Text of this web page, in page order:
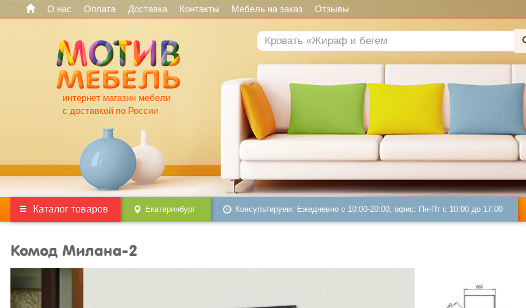
О нас Оплата Доставка Контакты Мебель на заказ Отзывы
интернет магазин мебели
с доставкой по России
Каталог товаров Екатеринбург Консультируем: Ежедневно с 10:00-20:00, офис: Пн-Пт с 10:00 до 17:00
Комод Милана-2